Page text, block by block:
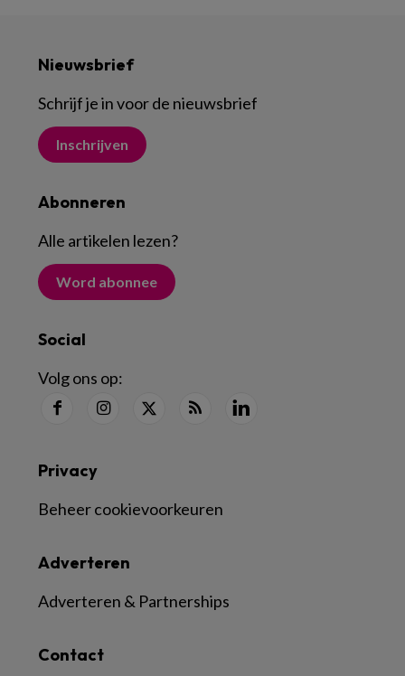
Nieuwsbrief
Schrijf je in voor de nieuwsbrief
Inschrijven
Abonneren
Alle artikelen lezen?
Word abonnee
Social
Volg ons op:
Contact
Adverteren
Adverteren & Partnerships
Privacy
Beheer cookievoorkeuren